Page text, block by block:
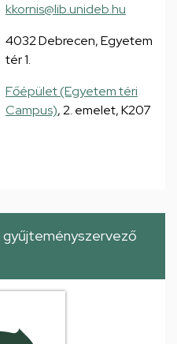
kkornis@lib.unideb.hu
4032 Debrecen, Egyetem
tér 1.
Főépület (Egyetem téri
Campus), 2. emelet, K207
gyűjteményszervező